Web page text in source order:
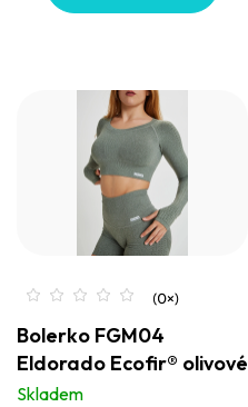
Bolerko FGM04
Eldorado Ecofir® olivové
Skladem